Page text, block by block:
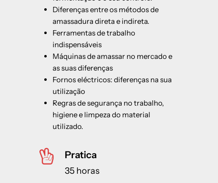
Diferenças entre os métodos de
amassadura direta e indireta.
Ferramentas de trabalho
indispensáveis
Máquinas de amassar no mercado e
as suas diferenças
Fornos eléctricos: diferenças na sua
utilização
Regras de segurança no trabalho,
higiene e limpeza do material
utilizado.
Pratica
35 horas